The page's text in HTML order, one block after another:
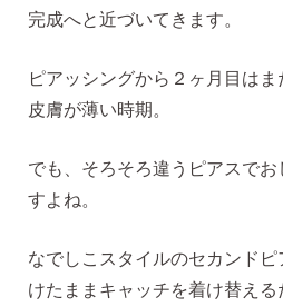
スタッドピアス
揺れるスタッドピアス
揺れるフックピアス
完成へと近づいてきます。
ピアッシングから２ヶ月目は
皮膚が薄い時期。
でも、そろそろ違うピアスで
すよね。
なでしこスタイルのセカンド
けたままキャッチを着け替え